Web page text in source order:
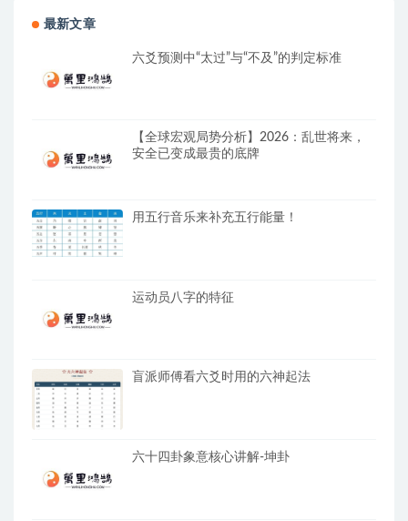
最新文章
六爻预测中“太过”与“不及”的判定标准
【全球宏观局势分析】2026：乱世将来，
安全已变成最贵的底牌
用五行音乐来补充五行能量！
运动员八字的特征
盲派师傅看六爻时用的六神起法
六十四卦象意核心讲解-坤卦